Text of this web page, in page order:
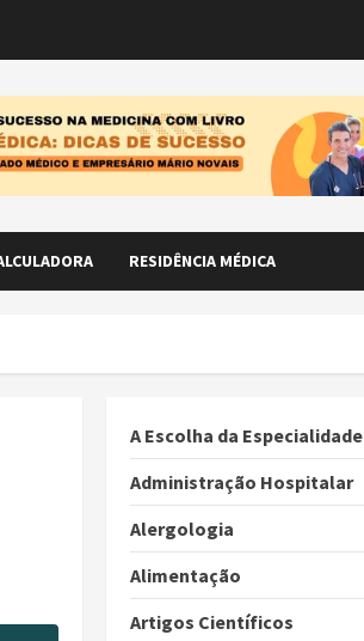
RESIDÊNCIA MÉDICA
A Escolha da Especialidade
Administração Hospitalar
Alergologia
Alimentação
Artigos Científicos